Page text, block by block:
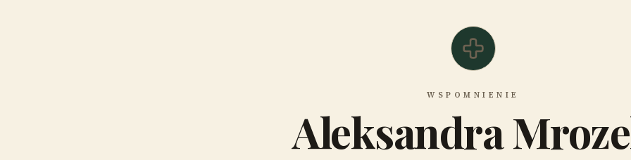
WSPOMNIENIE
Aleksandra